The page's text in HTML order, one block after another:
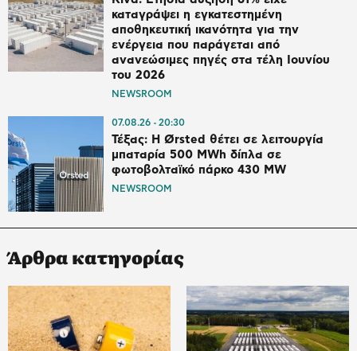
καταγράψει η εγκατεστημένη
αποθηκευτική ικανότητα για την
ενέργεια που παράγεται από
ανανεώσιμες πηγές στα τέλη Ιουνίου
του 2026
NEWSROOM
07.08.26 20:30
Τέξας: Η Ørsted θέτει σε λειτουργία
μπαταρία 500 MWh δίπλα σε
φωτοβολταϊκό πάρκο 430 MW
NEWSROOM
Άρθρα κατηγορίας